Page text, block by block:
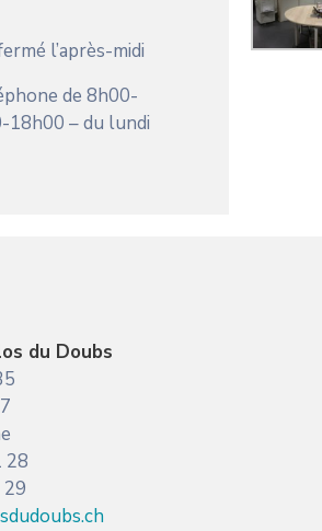
l’après-midi
de 8h00-
– du lundi
du Doubs
28